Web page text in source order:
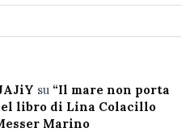
su “Il mare non porta
libro di Lina Colacillo
Marino